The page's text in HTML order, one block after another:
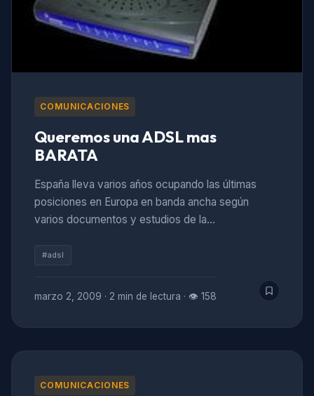
COMUNICACIONES
Queremos una ADSL mas
BARATA
España lleva varios años ocupando las últimas
posiciones en Europa en banda ancha según
varios documentos y estudios de la…
#adsl
marzo 2, 2009 · 2 min de lectura · 👁 158
COMUNICACIONES